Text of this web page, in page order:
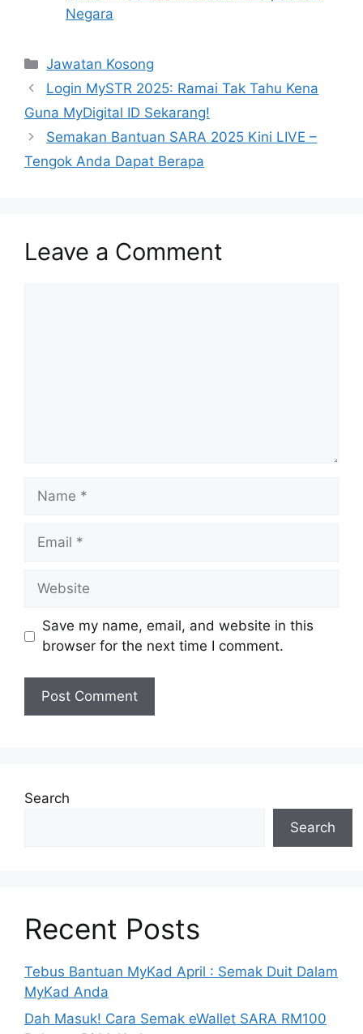
Negara
Categories
Jawatan Kosong
Login MySTR 2025: Ramai Tak Tahu Kena
Guna MyDigital ID Sekarang!
Semakan Bantuan SARA 2025 Kini LIVE –
Tengok Anda Dapat Berapa
Leave a Comment
Name
Email
Website
Save my name, email, and website in this
browser for the next time I comment.
Search
Search
Recent Posts
Tebus Bantuan MyKad April : Semak Duit Dalam
MyKad Anda
Dah Masuk! Cara Semak eWallet SARA RM100